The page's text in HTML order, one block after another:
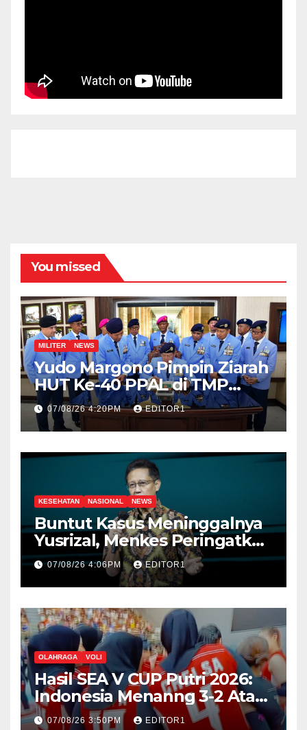
You missed
MILITER NEWS
Yudo Margono Pimpin Ziarah
HUT Ke-40 PPAL di TMP
Kalibata
07/08/26 4:20PM EDITOR1
KESEHATAN NASIONAL NEWS
Buntut Kasus Meninggalnya
Yusrizal, Menkes Peringatkan
Nakes Harus Punya Empati
07/08/26 4:06PM EDITOR1
OLAHRAGA VOLI
Hasil SEA V CUP Putri 2026:
Indonesia Menanng 3-2 Atas
Vietnam
07/08/26 3:50PM EDITOR1